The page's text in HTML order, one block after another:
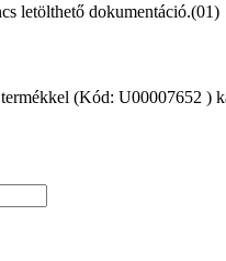
letölthető dokumentáció.(01)
(Kód: U00007652 )